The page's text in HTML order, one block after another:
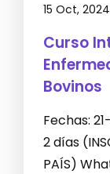
15 Oct, 2024
Curso
Bovinos
Fechas:
2 días
PAÍS)